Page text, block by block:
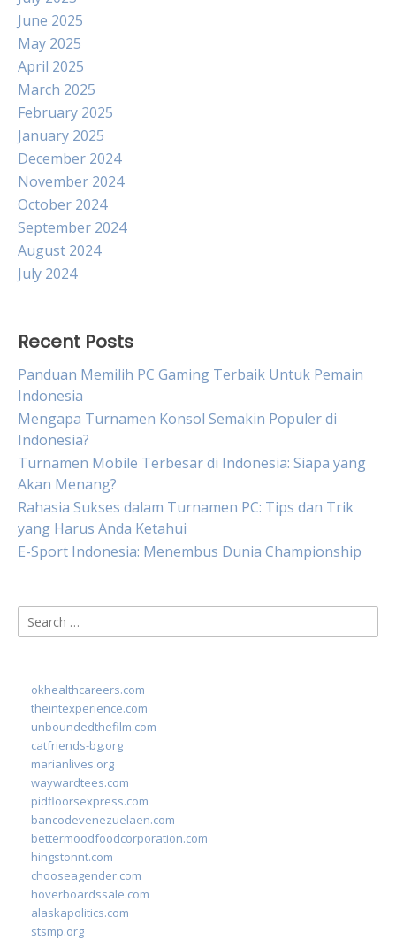
June 2025
May 2025
April 2025
March 2025
February 2025
January 2025
December 2024
November 2024
October 2024
September 2024
August 2024
July 2024
Recent Posts
Panduan Memilih PC Gaming Terbaik Untuk Pemain
Indonesia
Mengapa Turnamen Konsol Semakin Populer di
Indonesia?
Turnamen Mobile Terbesar di Indonesia: Siapa yang
Akan Menang?
Rahasia Sukses dalam Turnamen PC: Tips dan Trik
yang Harus Anda Ketahui
E-Sport Indonesia: Menembus Dunia Championship
Search
for:
okhealthcareers.com
theintexperience.com
unboundedthefilm.com
catfriends-bg.org
marianlives.org
waywardtees.com
pidfloorsexpress.com
bancodevenezuelaen.com
bettermoodfoodcorporation.com
hingstonnt.com
chooseagender.com
hoverboardssale.com
alaskapolitics.com
stsmp.org